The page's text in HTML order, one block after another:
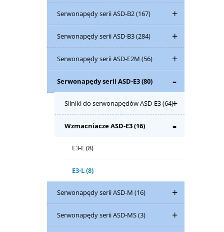
Serwonapędy serii ASD-B2(167)
Serwonapędy serii ASD-B3(284)
Serwonapędy serii ASD-E2M (56)
Serwonapędy serii ASD-E3(80)
Silniki do serwonapędów ASD-E3(64)
Wzmacniacze ASD-E3(16)
E3-E(8)
E3-L(8)
Serwonapędy serii ASD-M (16)
Serwonapędy serii ASD-MS(3)